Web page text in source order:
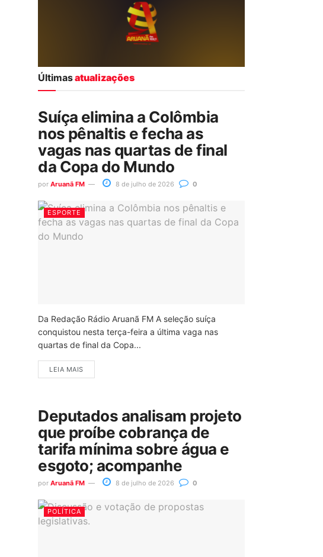
Últimasatualizações
Suíça elimina a Colômbia
nos pênaltis e fecha as
vagas nas quartas de final
da Copa do Mundo
por Aruanã FM 8 de julho de 2026 0
ESPORTE
Da Redação Rádio Aruanã FM A seleção suíça
conquistou nesta terça-feira a última vaga nas
quartas de final da Copa...
LEIA MAIS
Deputados analisam projeto
que proíbe cobrança de
tarifa mínima sobre água e
esgoto; acompanhe
por Aruanã FM 8 de julho de 2026 0
POLÍTICA